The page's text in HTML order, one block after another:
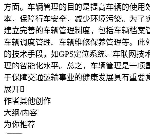
方面。车辆管理的目的是提高车辆的使用
本，保障行车安全，减少环境污染。为了
建立完善的车辆管理制度，包括车辆档案
车辆调度管理、车辆维修保养管理等。此
的技术手段，如GPS定位系统、车联网技
理的智能化水平。总之，车辆管理是一项
于保障交通运输事业的健康发展具有重要
展开
作者其他创作
大纲/内容
为你推荐